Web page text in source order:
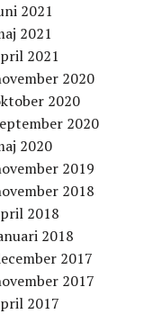
2021
2021
2021
2020
2020
2020
2020
2019
2018
2018
2018
2017
2017
2017